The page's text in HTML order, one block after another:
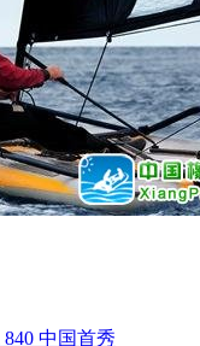
中国首秀